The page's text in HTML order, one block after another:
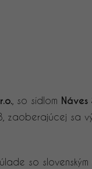
, so sídlom
zaoberajúcej sa
so